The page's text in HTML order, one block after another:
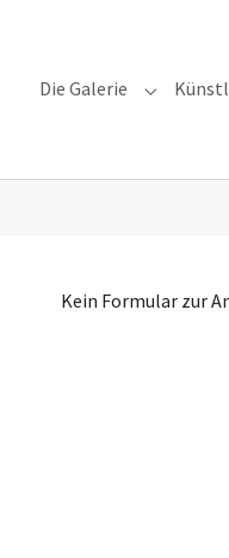
Die Galerie
Kein Formular zur